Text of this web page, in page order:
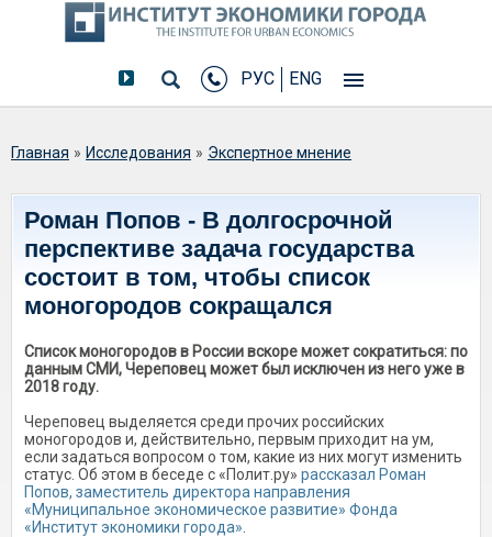
РУС ENG
Вы здесь
Главная » Исследования » Экспертное мнение
Роман Попов - В долгосрочной
перспективе задача государства
состоит в том, чтобы список
моногородов сокращался
Список моногородов в России вскоре может сократиться: по
данным СМИ, Череповец может был исключен из него уже в
2018 году.
Череповец выделяется среди прочих российских
моногородов и, действительно, первым приходит на ум,
если задаться вопросом о том, какие из них могут изменить
статус. Об этом в беседе с «Полит.ру» рассказал Роман
Попов, заместитель директора направления
«Муниципальное экономическое развитие» Фонда
«Институт экономики города»